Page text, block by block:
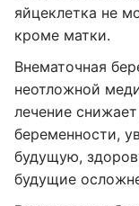
яйцеклетка не
кроме матки.
Внематочная
неотложной
лечение
беременности,
будущую,
будущие